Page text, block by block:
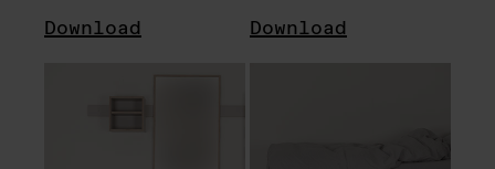
Download Download